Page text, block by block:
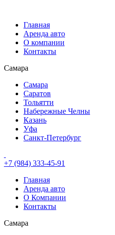
Главная
Аренда авто
О компании
Контакты
Самара
Самара
Саратов
Тольятти
Набережные Челны
Казань
Уфа
Санкт-Петербург
+7 (984) 333-45-91
Главная
Аренда авто
О Компании
Контакты
Самара